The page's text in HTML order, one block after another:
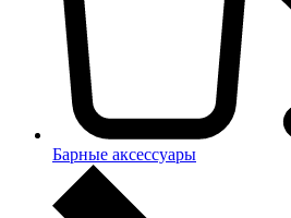
Барные аксессуары